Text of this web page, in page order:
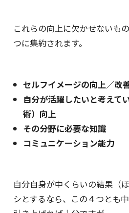
これらの向上に欠かせないも
つに集約されます。
セルフイメージの向上／改
自分が活躍したいと考えて
術）向上
その分野に必要な知識
コミュニケーション能力
自分自身が中くらいの結果（
シとするなら、 この４つとも